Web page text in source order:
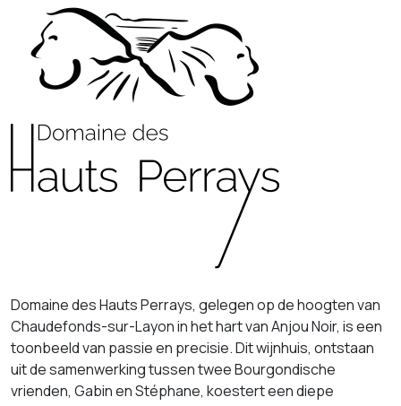
Domaine des Hauts Perrays, gelegen op de hoogten van
Chaudefonds-sur-Layon in het hart van Anjou Noir, is een
toonbeeld van passie en precisie. Dit wijnhuis, ontstaan
uit de samenwerking tussen twee Bourgondische
vrienden, Gabin en Stéphane, koestert een diepe